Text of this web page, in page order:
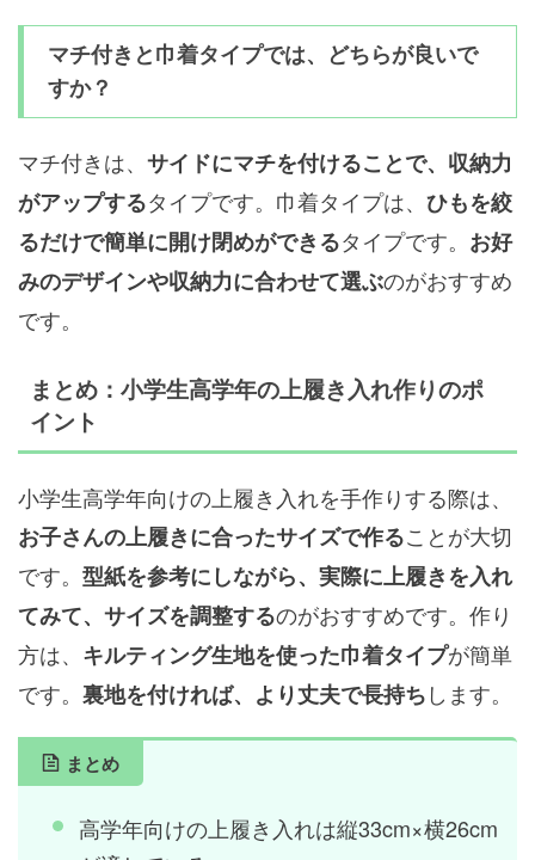
マチ付きと巾着タイプでは、どちらが良いで
すか？
マチ付きは、 サイドにマチを付けることで、収納力
がアップするタイプです。巾着タイプは、 ひもを絞
るだけで簡単に開け閉めができるタイプです。 お好
みのデザインや収納力に合わせて選ぶのがおすすめ
です。
まとめ：小学生高学年の上履き入れ作りのポ
イント
小学生高学年向けの上履き入れを手作りする際は、
お子さんの上履きに合ったサイズで作ることが大切
です。 型紙を参考にしながら、実際に上履きを入れ
てみて、サイズを調整するのがおすすめです。作り
方は、 キルティング生地を使った巾着タイプが簡単
です。 裏地を付ければ、より丈夫で長持ちします。
まとめ
高学年向けの上履き入れは縦33cm×横26cm